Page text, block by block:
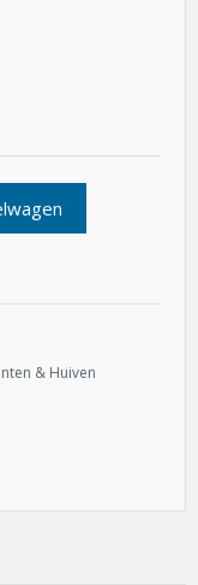
& Huiven